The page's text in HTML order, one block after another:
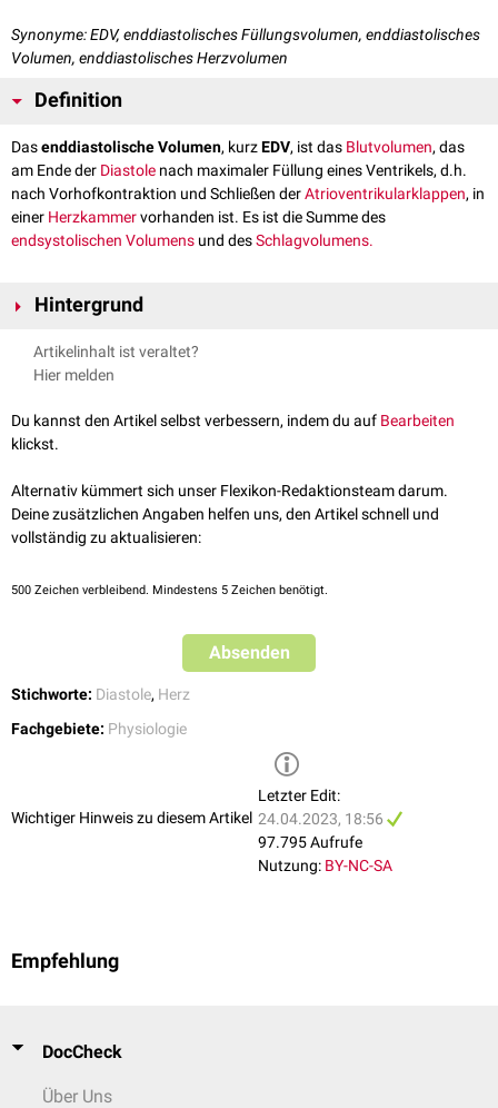
Synonyme: EDV, enddiastolisches Füllungsvolumen, enddiastolisches
Volumen, enddiastolisches Herzvolumen
Definition
Dasenddiastolische Volumen, kurzEDV, ist das Blutvolumen, das
am Ende der Diastole nach maximaler Füllung eines Ventrikels, d.h.
nach Vorhofkontraktion und Schließen derAtrioventrikularklappen, in
einer Herzkammervorhanden ist. Es ist die Summe des
endsystolischen Volumens und desSchlagvolumens.
Hintergrund
Das enddiastolische Volumen repräsentiert das größte Blutvolumen in
den Kammern während des Herzzyklus. Man unterscheidet:
Rechtsventrikuläres enddiastolisches Volumen(RVEDV)
Das enddiastolische Volumen wird in ml angegeben. Das LVEDV beträgt
Das RVEDV liegt mit 150 bis 160 ml etwas höher. Beide Werte werden
u.a. beeinflusst durch:
Artikelinhalt ist veraltet?
Hier melden
Du kannst den Artikel selbst verbessern, indem du auf Bearbeiten
klickst.
Alternativ kümmert sich unser Flexikon-Redaktionsteam darum.
Deine zusätzlichen Angaben helfen uns, den Artikel schnell und
vollständig zu aktualisieren:
500 Zeichen verbleibend. Mindestens 5 Zeichen benötigt.
Absenden
Stichworte: Diastole, Herz
Fachgebiete: Physiologie
Wichtiger Hinweis zu diesem Artikel
Letzter Edit:
24.04.2023, 18:56
97.795 Aufrufe
Nutzung: BY-NC-SA
Empfehlung
DocCheck
Über Uns